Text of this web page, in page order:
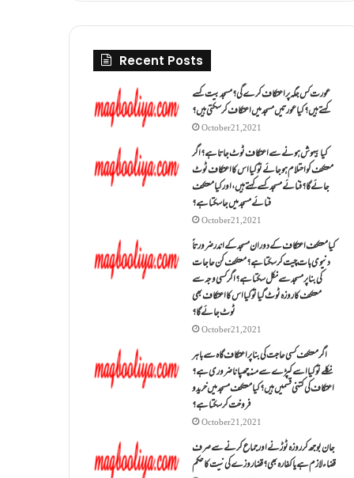
Recent Posts
عورت کس جگہ پر اعتکاف کرے گی؟مسجد بیت کسے
کہتے ہیں؟کیا عورتیں مسجد میں اعتکاف کر سکتی ہیں؟
October 21, 2021
کیا بیہوش ہونے سے اعتکاف ٹوٹ جاتا ہے؟ اگر
معتکف کو احتلام ہو جائے تو کیا اس کا اعتکاف ٹوٹ
جائے گا؟فنائے مسجد کسے کہتے ہیں ، اور کیا معتکف
فنائے مسجد میں جا سکتا ہے؟
October 21, 2021
کیا معتکف اعتکاف کے دوران مسجد کے اندر ضرورتاً
دنیوی بات چیت کر سکتا ہے؟معتکف کن حاجات
کی بنا پر مسجد سے نکل سکتا ہے؟ اگر کسی وجہ سے
معتکف کا روزہ ٹوٹ گیا تو کیا اس کا اعتکاف بھی
ٹوٹ جائے گا؟
October 21, 2021
اگر معتکف کسی حاجت کی بنا پر اعتکاف گاہ سے باہر
نکلے تو کیا اسے کپڑے سے منہ چھپانا ضروری ہے؟
اعتکاف کی کتنی قسمیں ہیں؟کیا معتکف مسجد میں خرید و
فروخت کر سکتا ہے؟
October 21, 2021
جان بوجھ کر روزہ ٹوڑنے اور جماع کرنے سے صرف
قضاء لازم ہے یا کفارہ بھی؟ قضا روزے کی نیت کا حکم